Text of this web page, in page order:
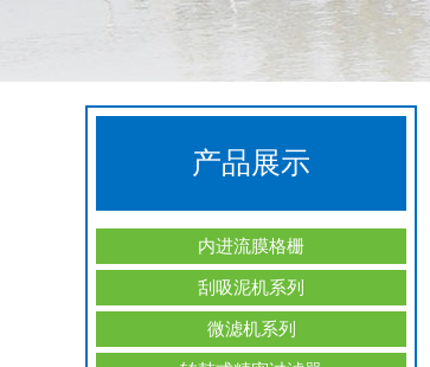
产品展示
内进流膜格栅
刮吸泥机系列
微滤机系列